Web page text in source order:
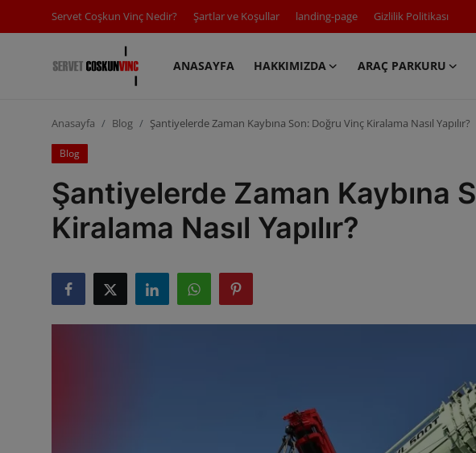
Servet Coşkun Vinç Nedir? Şartlar ve Koşullar landing-page Gizlilik Politikası
ANASAYFA HAKKIMIZDA ARAÇ PARKURU
landing-page
Araç Parkuru
Anasayfa Blog Şantiyelerde Zaman Kaybına Son: Doğru Vinç Kiralama Nasıl Yapılır?
Blog
Şantiyelerde Zaman Kaybına
Kiralama Nasıl Yapılır?